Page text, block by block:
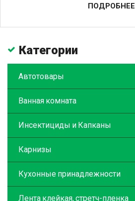
ПОДРОБНЕЕ
Категории
Автотовары
Ванная комната
Инсектициды и Капканы
Карнизы
Кухонные принадлежности
Лента клейкая, стретч-пленка